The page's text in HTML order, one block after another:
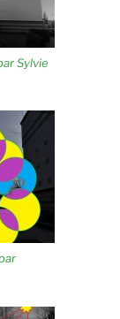
Sylvie